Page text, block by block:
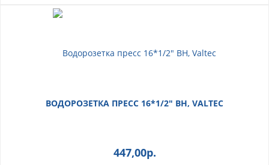
ВОДОРОЗЕТКА ПРЕСС 16*1/2" ВН, VALTEC
447,00р.